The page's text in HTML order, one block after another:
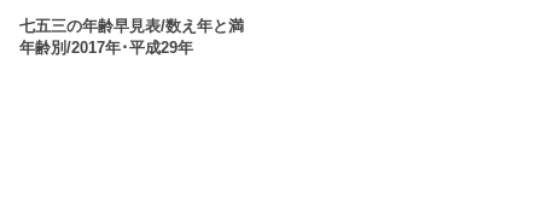
七五三の年齢早見表/数え年と満
年齢別/2017年･平成29年